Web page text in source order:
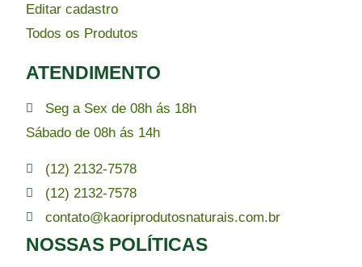
Editar cadastro
Todos os Produtos
ATENDIMENTO
Seg a Sex de 08h ás 18h
Sábado de 08h ás 14h
(12) 2132-7578
(12) 2132-7578
contato@kaoriprodutosnaturais.com.br
NOSSAS POLÍTICAS